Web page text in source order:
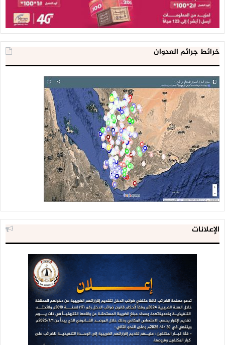
خرائط جرائم العدوان
الإعلانات